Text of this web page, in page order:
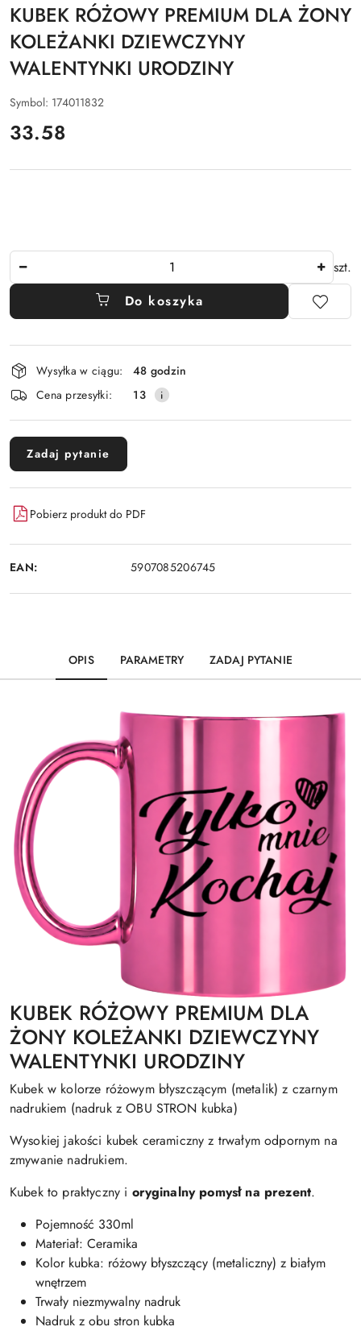
KUBEK RÓŻOWY PREMIUM DLA ŻONY
KOLEŻANKI DZIEWCZYNY
WALENTYNKI URODZINY
Symbol: 174011832
cena:
33.58
szt.
Do koszyka
Dostępność
i
dostawa
Wysyłka w ciągu:
48 godzin
Cena przesyłki:
13
Zadaj pytanie
Pobierz produkt do PDF
EAN: 5907085206745
OPIS PARAMETRY ZADAJ PYTANIE
KUBEK RÓŻOWY PREMIUM DLA
ŻONY KOLEŻANKI DZIEWCZYNY
WALENTYNKI URODZINY
Kubek w kolorze różowym błyszczącym (metalik) z czarnym
nadrukiem (nadruk z OBU STRON kubka)
Wysokiej jakości kubek ceramiczny z trwałym odpornym na
zmywanie nadrukiem.
Kubek to praktyczny i oryginalny pomysł na prezent.
Pojemność 330ml
Materiał: Ceramika
Kolor kubka: różowy błyszczący (metaliczny) z białym
wnętrzem
Trwały niezmywalny nadruk
Nadruk z obu stron kubka